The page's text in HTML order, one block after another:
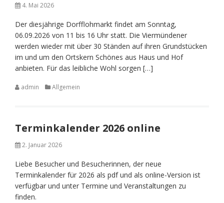
4. Mai 2026
Der diesjährige Dorfflohmarkt findet am Sonntag,
06.09.2026 von 11 bis 16 Uhr statt. Die Viermündener
werden wieder mit über 30 Ständen auf ihren Grundstücken
im und um den Ortskern Schönes aus Haus und Hof
anbieten. Für das leibliche Wohl sorgen […]
admin Allgemein
Terminkalender 2026 online
2. Januar 2026
Liebe Besucher und Besucherinnen, der neue
Terminkalender für 2026 als pdf und als online-Version ist
verfügbar und unter Termine und Veranstaltungen zu
finden.